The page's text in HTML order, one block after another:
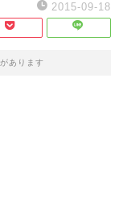
2015-09-18
あります